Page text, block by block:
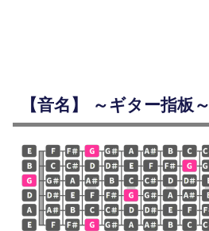
【音名】 ～ギター指板～